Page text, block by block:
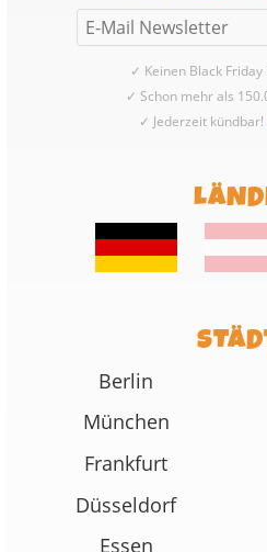
✓ Keinen Black
✓ Schon mehr als
✓ Jederzeit kündbar!
Berlin
München
Frankfurt
Düsseldorf
Essen